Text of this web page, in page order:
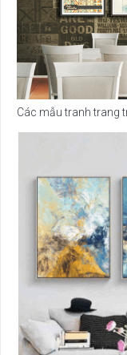
Các mẫu tranh trang